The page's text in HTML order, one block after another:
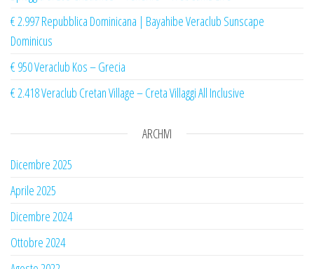
€ 2.997 Repubblica Dominicana | Bayahibe Veraclub Sunscape
Dominicus
€ 950 Veraclub Kos – Grecia
€ 2.418 Veraclub Cretan Village – Creta Villaggi All Inclusive
ARCHIVI
Dicembre 2025
Aprile 2025
Dicembre 2024
Ottobre 2024